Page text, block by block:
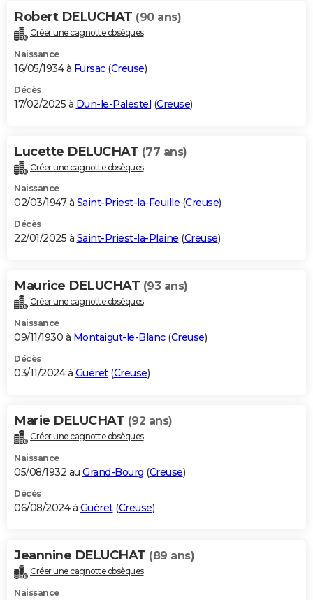
Robert DELUCHAT (90 ans)
Créer une cagnotte obsèques
Naissance
16/05/1934 à Fursac(Creuse)
Décès
17/02/2025 à Dun-le-Palestel (Creuse)
Lucette DELUCHAT (77 ans)
Créer une cagnotte obsèques
Naissance
02/03/1947 à Saint-Priest-la-Feuille (Creuse)
Décès
22/01/2025 à Saint-Priest-la-Plaine (Creuse)
Maurice DELUCHAT (93 ans)
Créer une cagnotte obsèques
Naissance
09/11/1930 à Montaigut-le-Blanc(Creuse)
Décès
03/11/2024 à Guéret(Creuse)
Marie DELUCHAT (92 ans)
Créer une cagnotte obsèques
Naissance
05/08/1932 au Grand-Bourg (Creuse)
Décès
06/08/2024 à Guéret(Creuse)
Jeannine DELUCHAT (89 ans)
Créer une cagnotte obsèques
Naissance